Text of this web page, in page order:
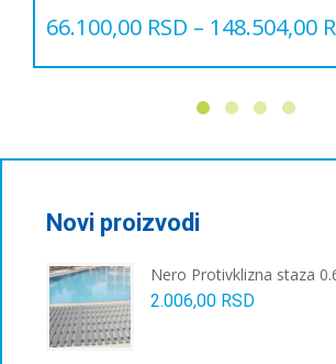
66.100,00 RSD – 148.504,00
бити
изабране
на
страници
производа.
Novi proizvodi
Nero Protivklizna staza
2.006,00 RSD